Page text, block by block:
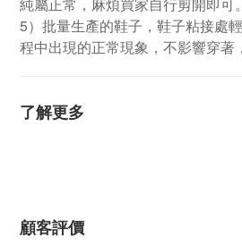
5）批量生產的鞋子，鞋子粘接處
程中出現的正常現象，不影響穿著
了解更多
顧客評價